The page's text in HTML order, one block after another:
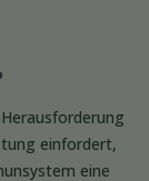
einfordert,
eine